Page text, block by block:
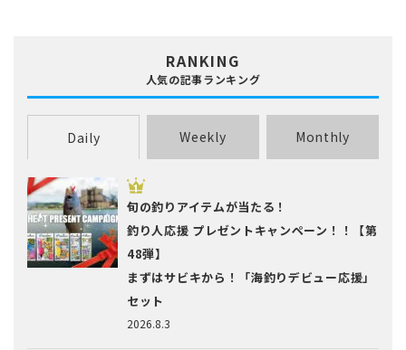
RANKING
人気の記事ランキング
Daily Weekly Monthly
2026.8.3
旬の釣りアイテムが当たる！
釣り人応援 プレゼントキャンペーン！！【第
48弾】
まずはサビキから！「海釣りデビュー応援」
セット